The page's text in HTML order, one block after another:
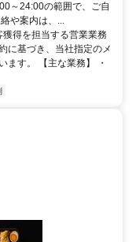
～24:00の範囲で、ご自
や案内は、...
得を担当する営業業務
に基づき、当社指定のメ
ます。 【主な業務】 ・